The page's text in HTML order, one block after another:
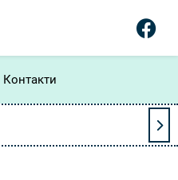
Контакти